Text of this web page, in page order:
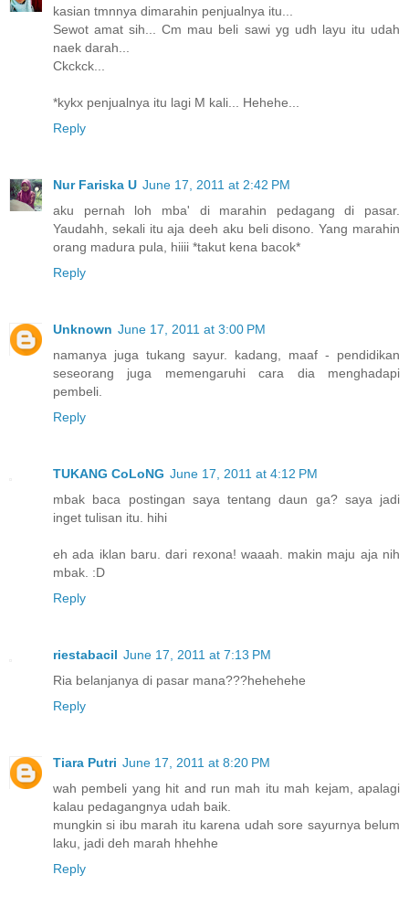
kasian tmnnya dimarahin penjualnya itu...
Sewot amat sih... Cm mau beli sawi yg udh layu itu udah
naek darah...
Ckckck...
*kykx penjualnya itu lagi M kali... Hehehe...
Reply
Nur Fariska U June 17, 2011 at 2:42 PM
aku pernah loh mba' di marahin pedagang di pasar.
Yaudahh, sekali itu aja deeh aku beli disono. Yang marahin
orang madura pula, hiiii *takut kena bacok*
Reply
Unknown June 17, 2011 at 3:00 PM
namanya juga tukang sayur. kadang, maaf - pendidikan
seseorang juga memengaruhi cara dia menghadapi
pembeli.
Reply
TUKANG CoLoNG June 17, 2011 at 4:12 PM
mbak baca postingan saya tentang daun ga? saya jadi
inget tulisan itu. hihi
eh ada iklan baru. dari rexona! waaah. makin maju aja nih
mbak. :D
Reply
riestabacil June 17, 2011 at 7:13 PM
Ria belanjanya di pasar mana???hehehehe
Reply
Tiara Putri June 17, 2011 at 8:20 PM
wah pembeli yang hit and run mah itu mah kejam, apalagi
kalau pedagangnya udah baik.
mungkin si ibu marah itu karena udah sore sayurnya belum
laku, jadi deh marah hhehhe
Reply